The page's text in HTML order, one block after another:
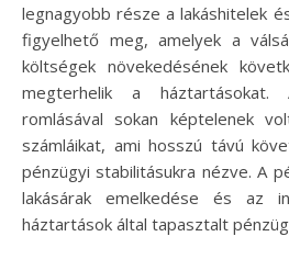
legnagyobb része a lakáshitelek
figyelhető meg, amelyek a
költségek növekedésének
megterhelik a háztartásokat.
romlásával sokan képtelenek
számláikat, ami hosszú távú
pénzügyi stabilitásukra nézve. A
lakásárak emelkedése és az
háztartások által tapasztalt